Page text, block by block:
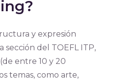
y expresión
sección del TOEFL ITP,
entre 10 y 20
temas, como arte,